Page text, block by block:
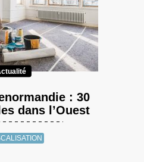
: 30
dans l’Ouest